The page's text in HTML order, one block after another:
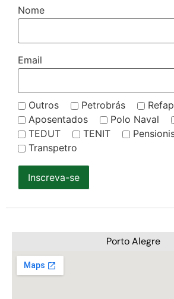
Nome
Email
Outros Petrobrás
Refap
Aposentados
Polo Naval
TEDUT
TENIT
Transpetro
Inscreva-se
Porto Alegre